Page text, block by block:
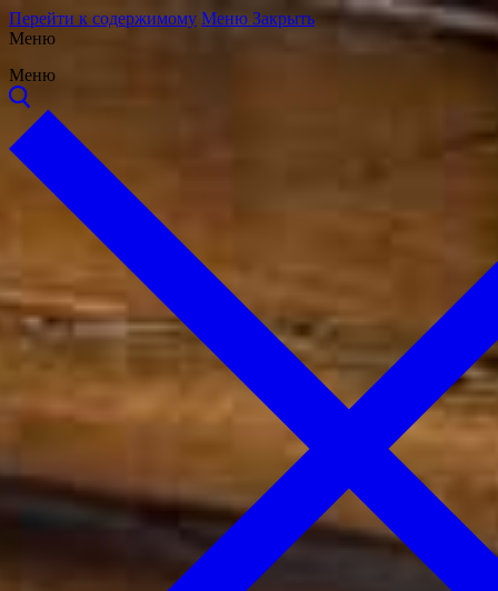
Перейти к содержимому Меню Закрыть
Меню
Меню